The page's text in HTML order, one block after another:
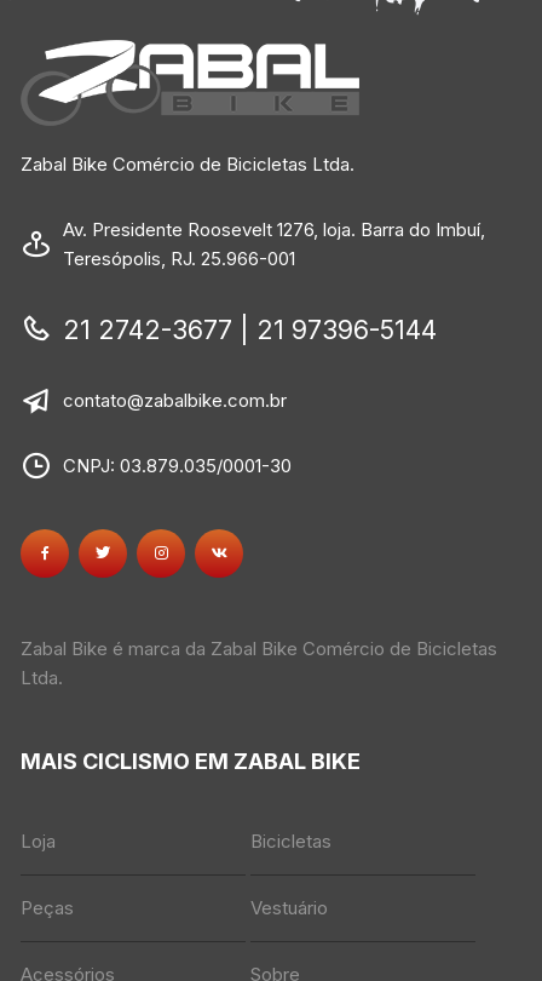
Zabal Bike Comércio de Bicicletas Ltda.
Av. Presidente Roosevelt 1276, loja. Barra do Imbuí,
Teresópolis, RJ. 25.966-001
21 2742-3677 | 21 97396-5144
contato@zabalbike.com.br
CNPJ: 03.879.035/0001-30
Zabal Bike é marca da Zabal Bike Comércio de Bicicletas
Ltda.
MAIS CICLISMO EM ZABAL BIKE
Loja Bicicletas
Peças Vestuário
Acessórios Sobre